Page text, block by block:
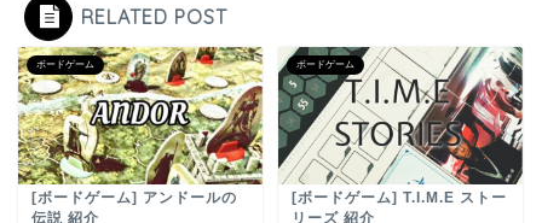
RELATED POST
ボードゲーム
[ボードゲーム] アンドールの
伝説 紹介
ボードゲーム
[ボードゲーム] T.I.M.E ストー
リーズ 紹介